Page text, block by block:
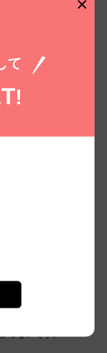
たくさん。元彼への
キドキしながら読み
が、思った以上に
がらも、ちょっと甘
ので読み続けます！
らないです。
て
!